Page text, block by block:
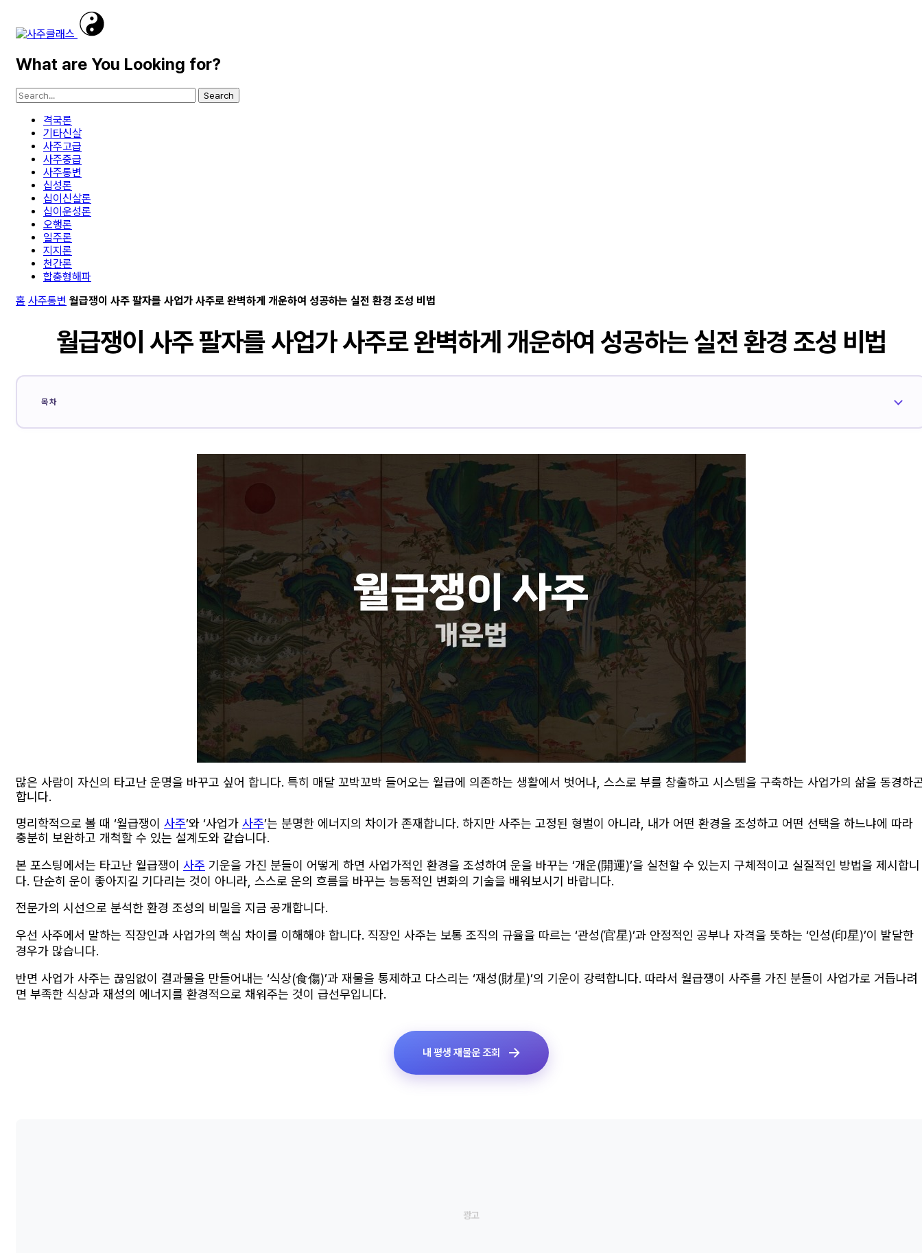
What are You Looking for?
Search
격국론
기타신살
사주고급
사주중급
사주통변
십성론
십이신살론
십이운성론
오행론
일주론
지지론
천간론
합충형해파
홈 사주통변 월급쟁이 사주 팔자를 사업가 사주로 완벽하게 개운하여 성공하는 실전 환경 조성 비법
월급쟁이 사주 팔자를 사업가 사주로 완벽하게 개운하여 성공하는 실전 환경 조성 비법
목차
많은 사람이 자신의 타고난 운명을 바꾸고 싶어 합니다. 특히 매달 꼬박꼬박 들어오는 월급에 의존하는 생활에서 벗어나, 스스로 부를 창출하고 시스템을 구축하는 사업가의 삶을 동경하
합니다.
명리학적으로 볼 때 ‘월급쟁이 사주’와 ‘사업가 사주’는 분명한 에너지의 차이가 존재합니다. 하지만 사주는 고정된 형벌이 아니라, 내가 어떤 환경을 조성하고 어떤 선택을 하느냐에 따라
충분히 보완하고 개척할 수 있는 설계도와 같습니다.
본 포스팅에서는 타고난 월급쟁이 사주 기운을 가진 분들이 어떻게 하면 사업가적인 환경을 조성하여 운을 바꾸는 ‘개운(開運)’을 실천할 수 있는지 구체적이고 실질적인 방법을 제시합니
다. 단순히 운이 좋아지길 기다리는 것이 아니라, 스스로 운의 흐름을 바꾸는 능동적인 변화의 기술을 배워보시기 바랍니다.
전문가의 시선으로 분석한 환경 조성의 비밀을 지금 공개합니다.
우선 사주에서 말하는 직장인과 사업가의 핵심 차이를 이해해야 합니다. 직장인 사주는 보통 조직의 규율을 따르는 ‘관성(官星)’과 안정적인 공부나 자격을 뜻하는 ‘인성(印星)’이 발달한
경우가 많습니다.
반면 사업가 사주는 끊임없이 결과물을 만들어내는 ‘식상(食傷)’과 재물을 통제하고 다스리는 ‘재성(財星)’의 기운이 강력합니다. 따라서 월급쟁이 사주를 가진 분들이 사업가로 거듭나려
면 부족한 식상과 재성의 에너지를 환경적으로 채워주는 것이 급선무입니다.
내 평생 재물운 조회